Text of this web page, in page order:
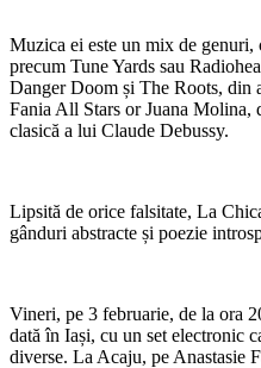
Muzica ei este un mix de
precum Tune Yards sau
Danger Doom și The Roots, din
Fania All Stars or Juana Molina,
clasică a lui Claude Debussy.
Lipsită de orice falsitate, La
gânduri abstracte și poezie
Vineri, pe 3 februarie, de la ora
dată în Iași, cu un set electronic
diverse. La Acaju, pe Anastasie